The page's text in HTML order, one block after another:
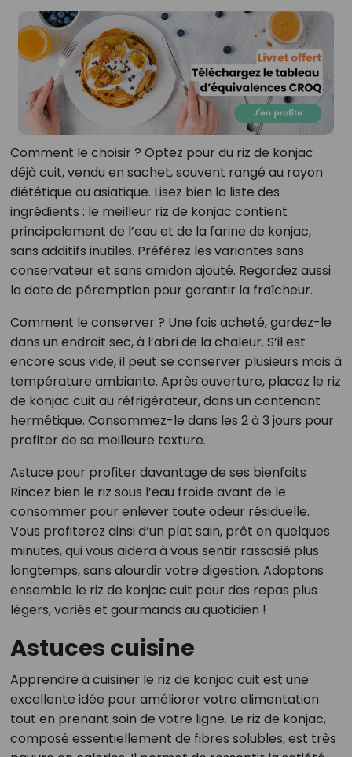
Comment le choisir ? Optez pour du riz de konjac
déjà cuit, vendu en sachet, souvent rangé au rayon
diététique ou asiatique. Lisez bien la liste des
ingrédients : le meilleur riz de konjac contient
principalement de l’eau et de la farine de konjac,
sans additifs inutiles. Préférez les variantes sans
conservateur et sans amidon ajouté. Regardez aussi
la date de péremption pour garantir la fraîcheur.
Comment le conserver ? Une fois acheté, gardez-le
dans un endroit sec, à l’abri de la chaleur. S’il est
encore sous vide, il peut se conserver plusieurs mois à
température ambiante. Après ouverture, placez le riz
de konjac cuit au réfrigérateur, dans un contenant
hermétique. Consommez-le dans les 2 à 3 jours pour
profiter de sa meilleure texture.
Astuce pour profiter davantage de ses bienfaits
Rincez bien le riz sous l’eau froide avant de le
consommer pour enlever toute odeur résiduelle.
Vous profiterez ainsi d’un plat sain, prêt en quelques
minutes, qui vous aidera à vous sentir rassasié plus
longtemps, sans alourdir votre digestion. Adoptons
ensemble le riz de konjac cuit pour des repas plus
légers, variés et gourmands au quotidien !
Astuces cuisine
Apprendre à cuisiner le riz de konjac cuit est une
excellente idée pour améliorer votre alimentation
tout en prenant soin de votre ligne. Le riz de konjac,
composé essentiellement de fibres solubles, est très